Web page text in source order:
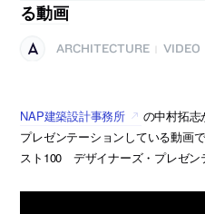
る動画
ARCHITECTURE VIDEO
NAP建築設計事務所
の中村拓志
プレゼンテーションしている動画
スト100 デザイナーズ・プレゼン